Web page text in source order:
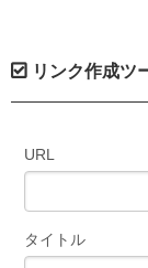
リンク作成ツ
URL
タイトル